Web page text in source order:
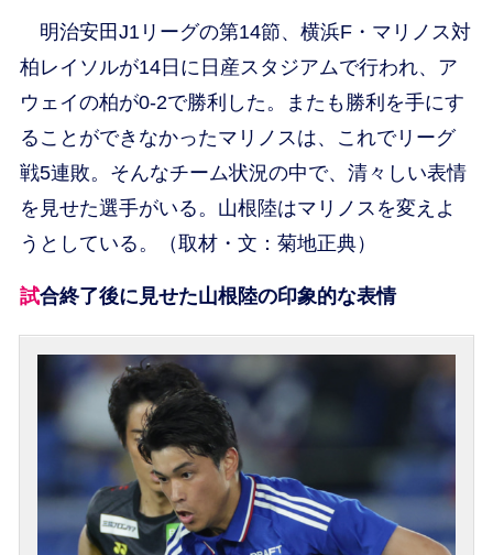
明治安田J1リーグの第14節、横浜F・マリノス対
柏レイソルが14日に日産スタジアムで行われ、ア
ウェイの柏が0-2で勝利した。またも勝利を手にす
ることができなかったマリノスは、これでリーグ
戦5連敗。そんなチーム状況の中で、清々しい表情
を見せた選手がいる。山根陸はマリノスを変えよ
うとしている。（取材・文：菊地正典）
試合終了後に見せた山根陸の印象的な表情